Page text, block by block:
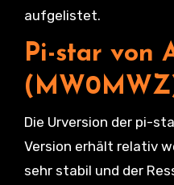
aufgelistet.
Pi-star von
Die Urversion der pi-
Version erhält relativ
sehr stabil und der